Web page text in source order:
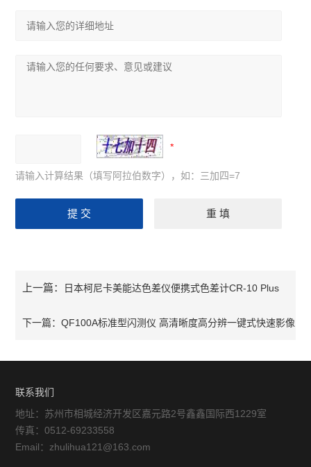
请输入计算结果（填写阿拉伯数字），如：三加四=7
上一篇： 日本柯尼卡美能达色差仪便携式色差计CR-10 Plus
下一篇：QF100A标准型闪测仪 高清晰度高分辨一键式快速影像
联系我们
地址：苏州市相城经济开发区嘉元路2号鑫鑫国际西1229室
传真：0512-69233558
Email：zhulihua121@163.com